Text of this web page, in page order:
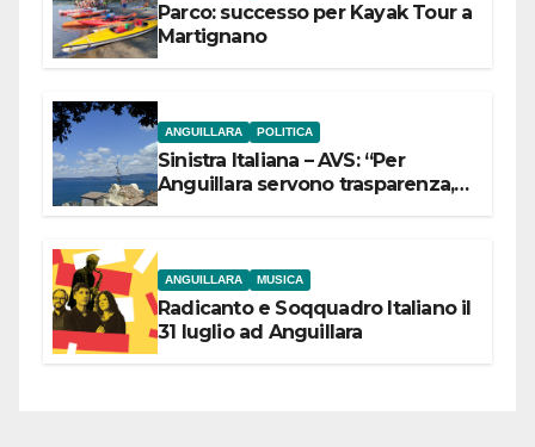
Parco: successo per Kayak Tour a
Martignano
ANGUILLARA POLITICA
Sinistra Italiana – AVS: “Per
Anguillara servono trasparenza,
ANGUILLARA MUSICA
Radicanto e Soqquadro Italiano il
31 luglio ad Anguillara